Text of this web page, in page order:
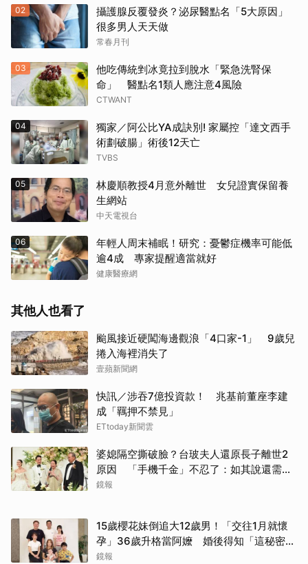
02
攝護腺反覆發炎？泌尿醫點名「5大原因」
很多男人天天做
常春月刊
03
他吃傳統剉冰竟拉到脫水「緊急洗腎保
命」 醫點名1類人應注意4風險
CTWANT
04
獨家／阿公比YA成訣別! 家屬控「達文西手
術劃破腸」術後12天亡
TVBS
05
林慶順教授4月意外離世 女兒證實保留養
生網站
中天電視台
06
年輕人周末補眠！研究：憂鬱症機率可能低
逾4成 專家提醒適當就好
健康醫療網
其他人也看了
颱風接近硬闖海邊觀浪「4口家-1」 9歲兒
捲入海裡消失了
壹蘋新聞網
快訊／涉吞7億投資款！ 兆基前董座李建
成「羈押不禁見」
ETtoday新聞雲
婆媳隔空撕破臉？台玻夫人還原長子離世2
原因 「手機千金」不忍了：如其說還需要
離開嗎？
鏡報
15歲櫻花妹倒追大12歲男！「交往1月就懷
孕」36歲升格當阿嬤 婚後得知「這秘密」
傻眼了
鏡報